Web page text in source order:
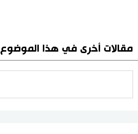
مقالات أخرى في هذا الموضوع